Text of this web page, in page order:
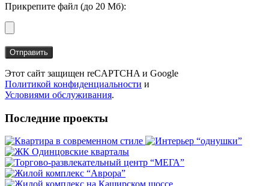
Прикрепите файл (до 20 Мб):
Этот сайт защищен reCAPTCHA и Google
Политикой конфиденциальности и
Условиями обслуживания.
Последние проекты